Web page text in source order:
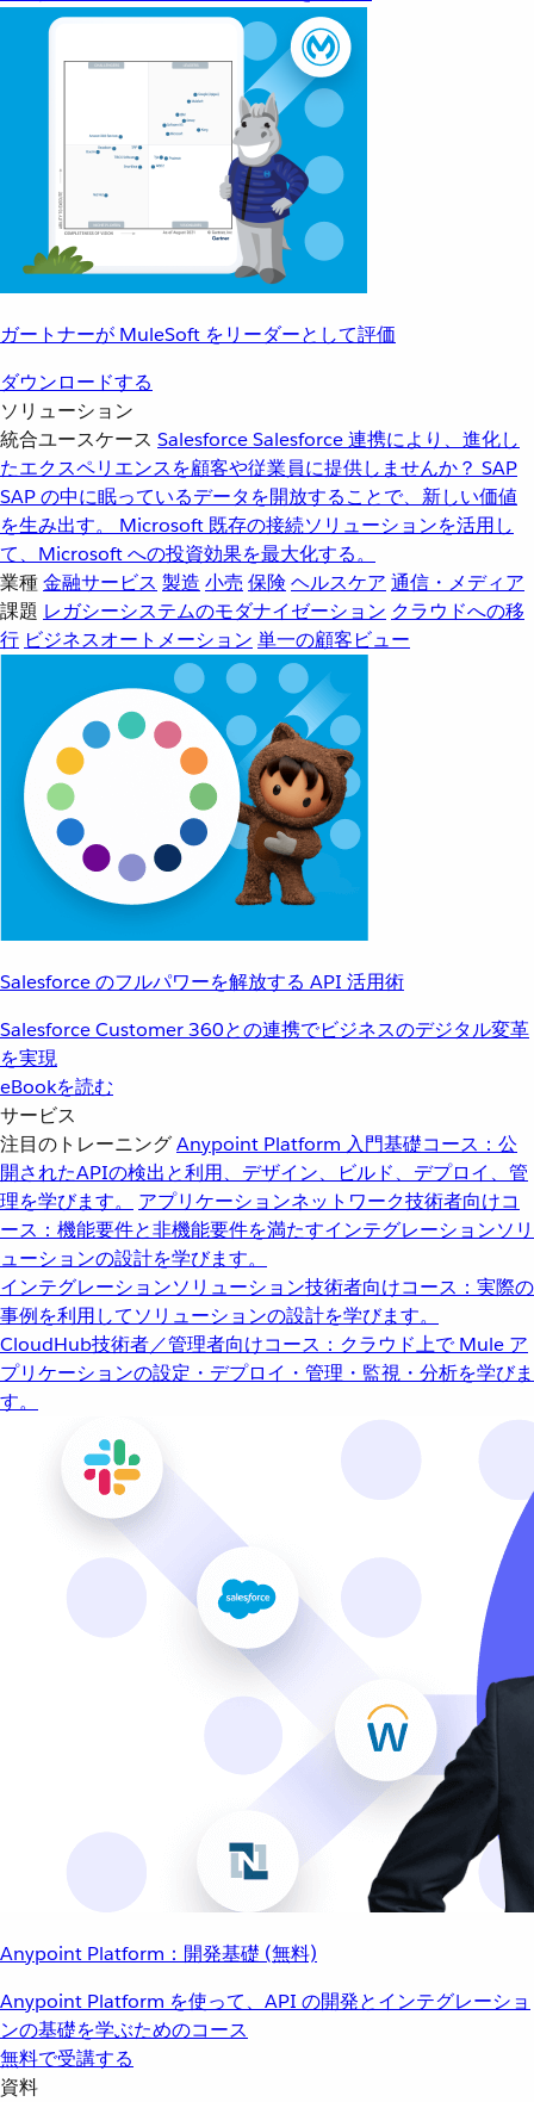
ガートナーが MuleSoft をリーダーとして評価
ダウンロードする
ソリューション
統合ユースケース SalesforceSalesforce 連携により、進化し
たエクスペリエンスを顧客や従業員に提供しませんか？ SAP
SAP の中に眠っているデータを開放することで、新しい価値
を生み出す。
Microsoft 既存の接続ソリューションを活用し
て、Microsoft への投資効果を最大化する。
業種金融サービス 製造 小売 保険 ヘルスケア 通信・メディア
課題 レガシーシステムのモダナイゼーション クラウドへの移
行 ビジネスオートメーション 単一の顧客ビュー
Salesforce のフルパワーを解放する API 活用術
Salesforce Customer 360との連携でビジネスのデジタル変革
を実現
eBookを読む
サービス
注目のトレーニングAnypoint Platform 入門基礎コース：公
開されたAPIの検出と利用、デザイン、ビルド、デプロイ、管
理を学びます。
アプリケーションネットワーク技術者向けコ
ース：機能要件と非機能要件を満たすインテグレーションソリ
ューションの設計を学びます。
インテグレーションソリューション技術者向けコース：実際の
事例を利用してソリューションの設計を学びます。
CloudHub技術者／管理者向けコース：クラウド上で Mule ア
プリケーションの設定・デプロイ・管理・監視・分析を学びま
す。
Anypoint Platform：開発基礎 (無料)
Anypoint Platform を使って、API の開発とインテグレーショ
ンの基礎を学ぶためのコース
無料で受講する
資料